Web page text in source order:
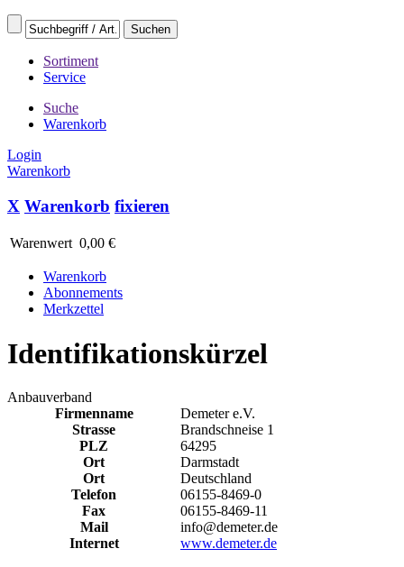
Sortiment
Service
Suche
Warenkorb
Login
Warenkorb
X Warenkorb fixieren
Warenwert 0,00 €
Warenkorb
Abonnements
Merkzettel
Identifikationskürzel
Anbauverband
Firmenname
Demeter e.V.
Strasse
Brandschneise 1
PLZ
64295
Ort
Darmstadt
Ort
Deutschland
Telefon
06155-8469-0
Fax
06155-8469-11
Mail
info@demeter.de
Internet
www.demeter.de